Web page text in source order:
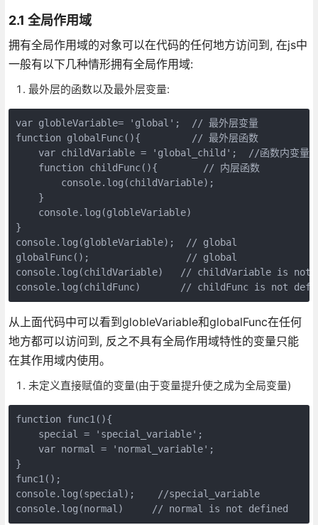
2.1 全局作用域
拥有全局作用域的对象可以在代码的任何地方访问到, 在js中
一般有以下几种情形拥有全局作用域:
最外层的函数以及最外层变量:
var globleVariable= 'global';  // 最外层变量
function globalFunc(){         // 最外层函数
    var childVariable = 'global_child';  //函数内变量
    function childFunc(){        // 内层函数
        console.log(childVariable);
    }
    console.log(globleVariable)
}
console.log(globleVariable);  // global
globalFunc();                 // global
console.log(childVariable)   // childVariable is not
从上面代码中可以看到globleVariable和globalFunc在任何
地方都可以访问到, 反之不具有全局作用域特性的变量只能
在其作用域内使用。
未定义直接赋值的变量(由于变量提升使之成为全局变量)
function func1(){
    special = 'special_variable';
    var normal = 'normal_variable';
}
func1();
console.log(special);    //special_variable
console.log(normal)     // normal is not defined